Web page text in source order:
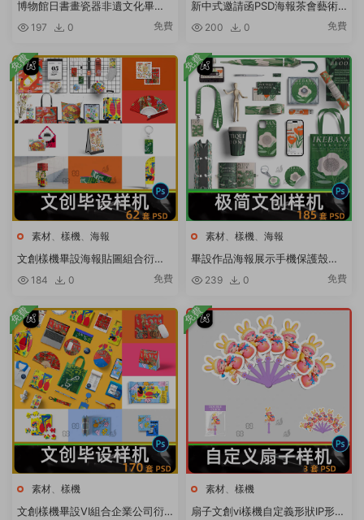
博物館日書畫瓷器非遺文化畢業
藝術展覽會PSD海報設計元素材
197 0 免費
新中式邀請函PSD海報茶會藝術
淡雅小清新國風古風活動宣傳PS
200 0 免費
素材、 樣機、 海報
文創樣機畢設海報貼圖組合衍生
周邊展示品牌vi效果圖PSD設計素
184 0 免費
免費
素材、 樣機、 海報
畢設作品海報展示手機保護殼手
提袋cd書籍logo包裝vi文創樣機P
239 0 免費
免費
素材、 樣機
文創樣機畢設VI組合企業公司衍
免費
素材、 樣機
扇子文創vi樣機自定義形狀IP形象
免費